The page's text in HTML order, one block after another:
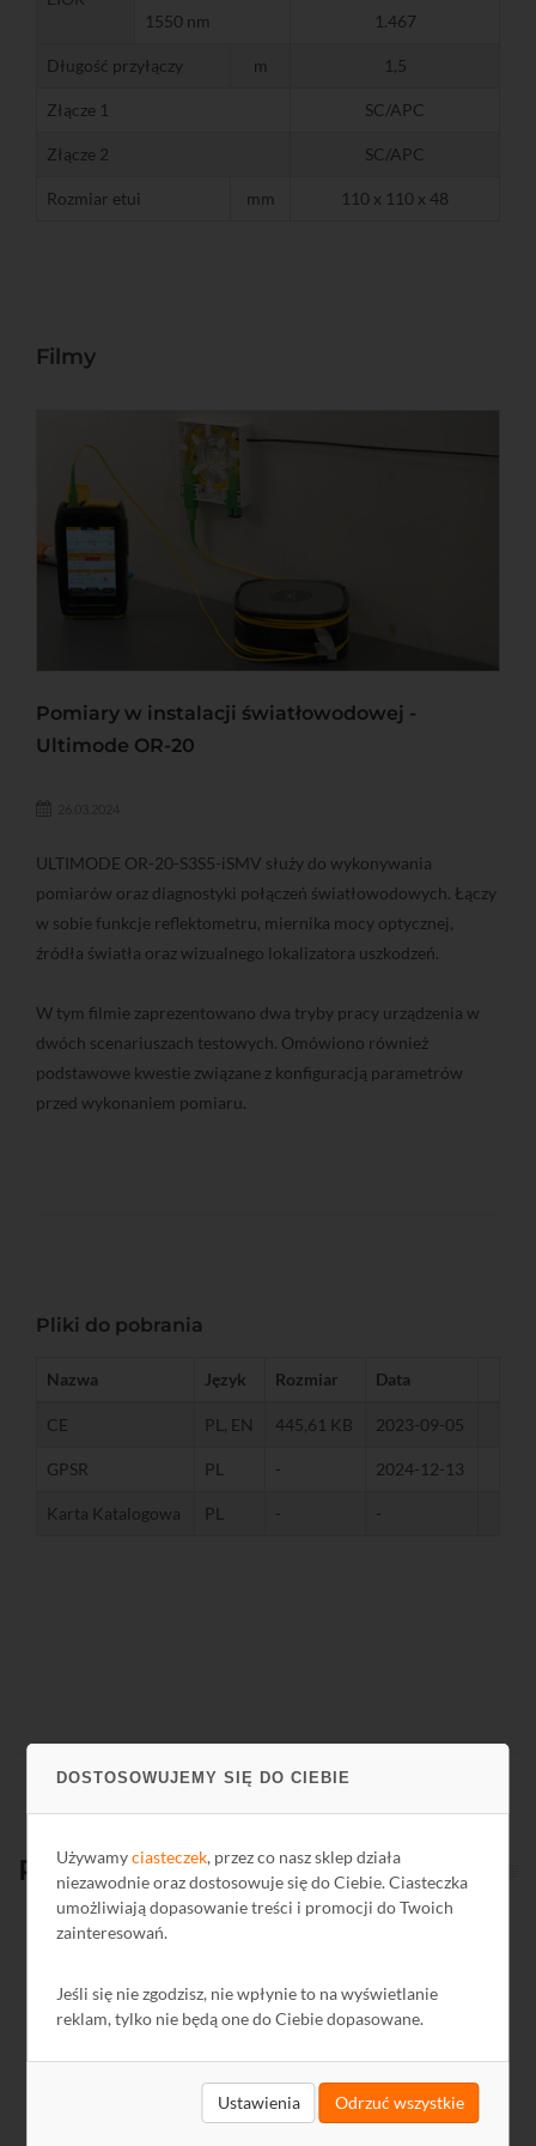
DOSTOSOWUJEMY SIĘ DO CIEBIE
Używamyciasteczek, przez co nasz sklep działa
niezawodnie oraz dostosowuje się do Ciebie. Ciasteczka
umożliwiają dopasowanie treści i promocji do Twoich
zainteresowań.
Jeśli się nie zgodzisz, nie wpłynie to na wyświetlanie
reklam, tylko nie będą one do Ciebie dopasowane.
Ustawienia Odrzuć wszystkie
1550 nm
1.467
Długość przyłączy m 1,5
Złącze 1 SC/APC
Złącze 2 SC/APC
Rozmiar etui mm 110 x 110 x 48
Filmy
Pomiary w instalacji światłowodowej -
Ultimode OR-20
ULTIMODE OR-20-S3S5-iSMV służy do wykonywania
pomiarów oraz diagnostyki połączeń światłowodowych. Łączy
w sobie funkcje reflektometru, miernika mocy optycznej,
źródła światła oraz wizualnego lokalizatora uszkodzeń.
W tym filmie zaprezentowano dwa tryby pracy urządzenia w
dwóch scenariuszach testowych. Omówiono również
podstawowe kwestie związane z konfiguracją parametrów
przed wykonaniem pomiaru.
Pliki do pobrania
Nazwa Język Rozmiar Data
CE PL, EN 445,61 KB 2023-09-05
GPSR PL - 2024-12-13
Karta Katalogowa PL - -
Produktypowiązane